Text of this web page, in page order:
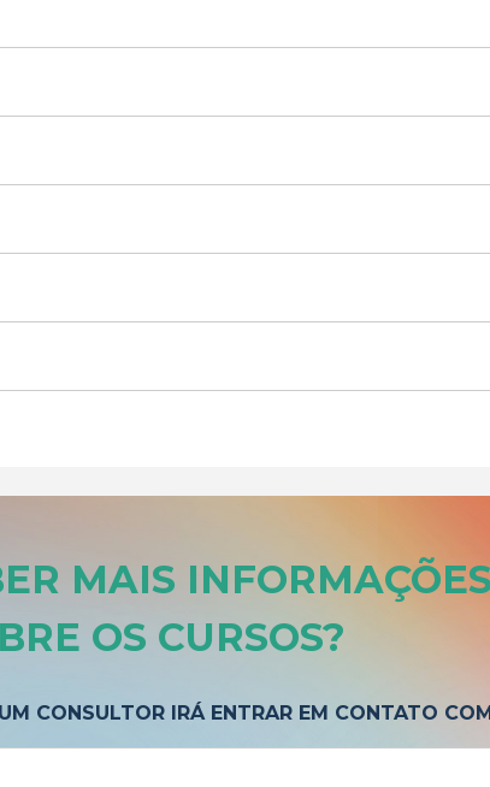
MAIS INFORMAÇÕES
OS CURSOS?
CONSULTOR IRÁ ENTRAR EM CONTATO